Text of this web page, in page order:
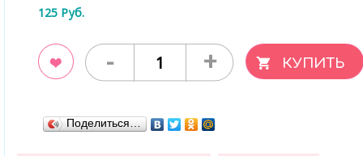
125 Руб.
- +
Поделиться…